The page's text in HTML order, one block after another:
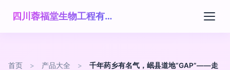
四川蓉福堂生物工程有限公司
首页 > 产品大全 >
千年药乡有名气，岷县道地“GAP”——走